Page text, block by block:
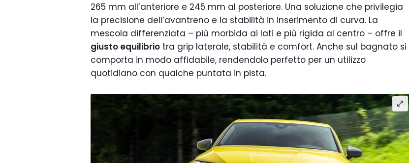
265 mm all’anteriore e 245 mm al posteriore. Una soluzione che privilegia
la precisione dell’avantreno e la stabilità in inserimento di curva. La
mescola differenziata – più morbida ai lati e più rigida al centro – offre il
giusto equilibrio tra grip laterale, stabilità e comfort. Anche sul bagnato si
comporta in modo affidabile, rendendolo perfetto per un utilizzo
quotidiano con qualche puntata in pista.